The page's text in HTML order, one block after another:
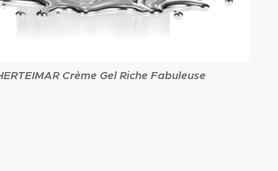
Crème Gel Riche Fabuleuse